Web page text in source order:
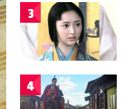
3
4